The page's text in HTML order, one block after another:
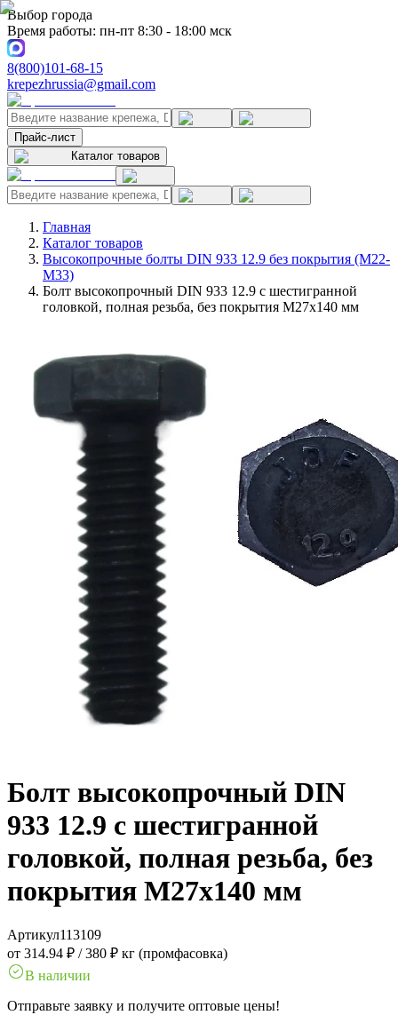
Выбор города
Время работы: пн-пт 8:30 - 18:00 мск
8(800)101-68-15
krepezhrussia@gmail.com
Прайс-лист
Каталог товаров
Главная
Каталог товаров
Высокопрочные болты DIN 933 12.9 без покрытия (M22-
M33)
Болт высокопрочный DIN 933 12.9 с шестигранной
головкой, полная резьба, без покрытия M27x140 мм
Болт высокопрочный DIN
933 12.9 с шестигранной
головкой, полная резьба, без
покрытия M27x140 мм
Артикул113109
от 314.94 ₽ /380 ₽ кг (промфасовка)
В наличии
Отправьте заявку и получите оптовые цены!